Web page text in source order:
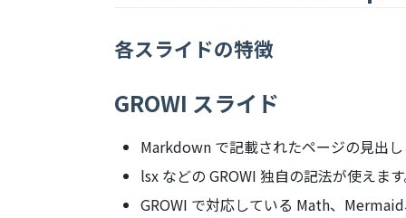
各スライドの特徴
GROWI スライド
Markdown で記載されたページの見出
lsx などの GROWI 独自の記法が使えま
GROWI で対応している Math、